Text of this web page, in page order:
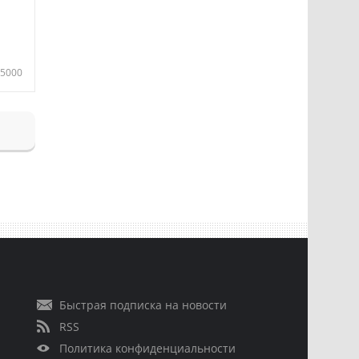
5000
Быстрая подписка на новости
RSS
Политика конфиденциальности